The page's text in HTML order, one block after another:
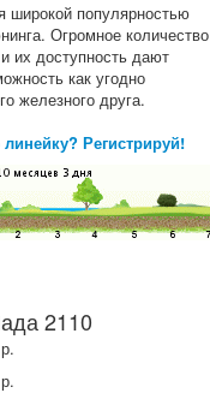
широкой популярностью
Огромное количество
их доступность дают
как угодно
железного друга.
Регистрируй!
2110